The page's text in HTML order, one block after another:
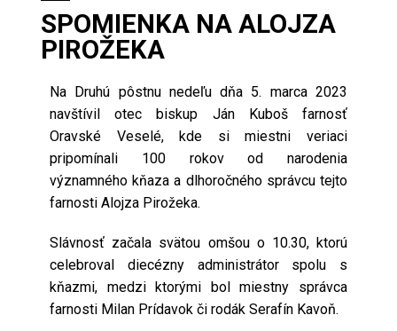
SPOMIENKA NA ALOJZA
PIROŽEKA
Na Druhú pôstnu nedeľu dňa 5. marca 2023
navštívil otec biskup Ján Kuboš farnosť
Oravské Veselé, kde si miestni veriaci
pripomínali 100 rokov od narodenia
významného kňaza a dlhoročného správcu tejto
farnosti Alojza Pirožeka.
Slávnosť začala svätou omšou o 10.30, ktorú
celebroval diecézny administrátor spolu s
kňazmi, medzi ktorými bol miestny správca
farnosti Milan Prídavok či rodák Serafín Kavoň.